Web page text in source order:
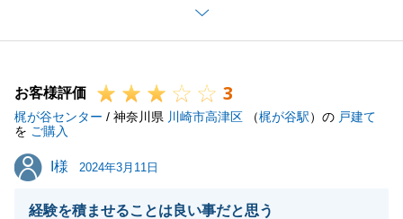
らご協力いただき、無事にお取引完了させていただく
ことができました。
せ。
今後とも、何卒宜しくお願いいたします。
お客様評価 3
梶が谷センター / 神奈川県 川崎市高津区 （梶が谷駅）の 戸建て
を ご購入
I様
I様 2024年3月11日
経験を積ませることは良い事だと思う